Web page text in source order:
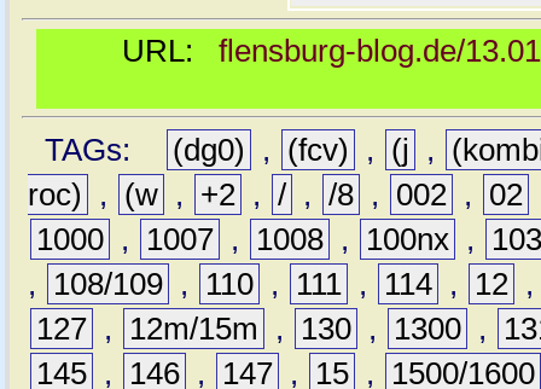
URL: flensburg-blog.de/
TAGs: (dg0) , (fcv) , (j ,
roc)
, (w , +2 , / , /8 , 002 , 02
1000 , 1007 , 1008 , 100nx ,
,
108/109 , 110 , 111 , 114 , 12
127 , 12m/15m , 130 , 1300 ,
145 , 146 , 147 , 15 ,
1500/1600